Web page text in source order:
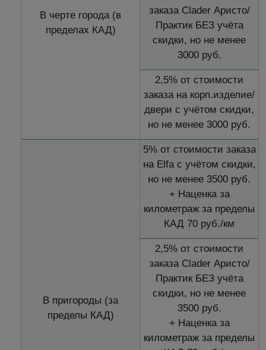
В черте города (в
пределах КАД)
заказа Clader Аристо/
Практик БЕЗ учёта
скидки, но не менее
3000 руб.
2,5% от стоимости
заказа на корп.изделие/
двери с учётом скидки,
но не менее 3000 руб.
В пригороды (за
пределы КАД)
5% от стоимости заказа
на Elfa с учётом скидки,
но не менее 3500 руб.
+ Наценка за
километраж за пределы
КАД 70 руб./км
2,5% от стоимости
заказа Clader Аристо/
Практик БЕЗ учёта
скидки, но не менее
3500 руб.
+ Наценка за
километраж за пределы